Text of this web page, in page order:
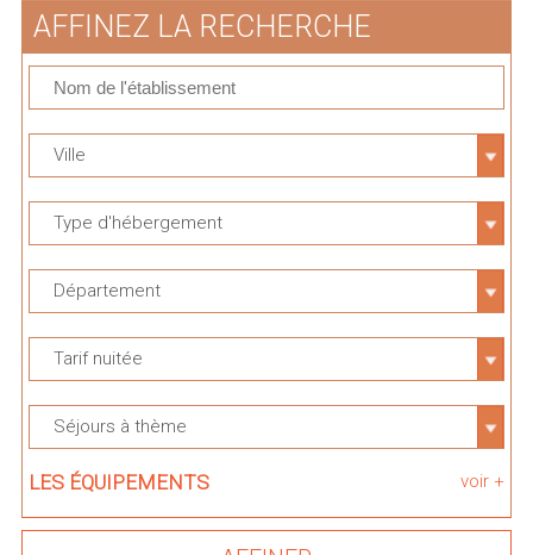
AFFINEZ LA RECHERCHE
Ville
Type d'hébergement
Département
Tarif nuitée
Séjours à thème
LES ÉQUIPEMENTS voir +